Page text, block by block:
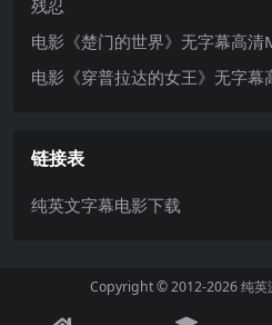
残忍
电影《楚门的世界》无字幕高清
电影《穿普拉达的女王》无字幕
链接表
纯英文字幕电影下载
Copyright © 2012-2026纯英